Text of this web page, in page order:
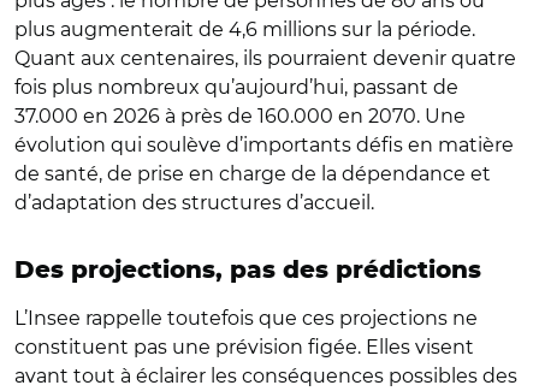
plus augmenterait de 4,6 millions sur la période.
Quant aux centenaires, ils pourraient devenir quatre
fois plus nombreux qu’aujourd’hui, passant de
37.000 en 2026 à près de 160.000 en 2070. Une
évolution qui soulève d’importants défis en matière
de santé, de prise en charge de la dépendance et
d’adaptation des structures d’accueil.
Des projections, pas des prédictions
L’Insee rappelle toutefois que ces projections ne
constituent pas une prévision figée. Elles visent
avant tout à éclairer les conséquences possibles des